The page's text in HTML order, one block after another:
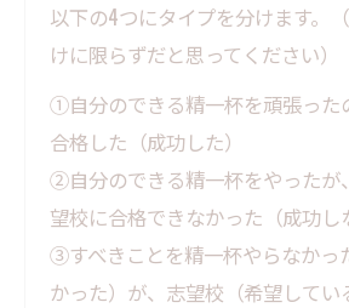
以下の4つにタイプを分けます。
けに限らずだと思ってください）
①自分のできる精一杯を頑張った
合格した（成功した）
②自分のできる精一杯をやったが
望校に合格できなかった（成功し
③すべきことを精一杯やらなかっ
かった）が、志望校（希望して